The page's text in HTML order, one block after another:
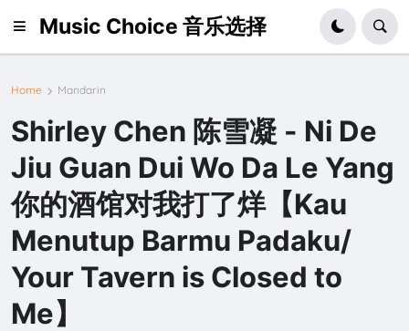
Music Choice 音乐选择
Home Mandarin
Shirley Chen 陈雪凝 - Ni De
Jiu Guan Dui Wo Da Le Yang
你的酒馆对我打了烊【Kau
Menutup Barmu Padaku/
Your Tavern is Closed to
Me】